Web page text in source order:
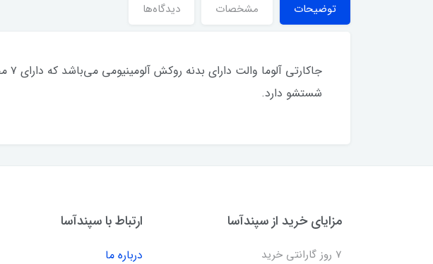
توضیحات مشخصات دیدگاه‌ها
شستشو دارد.
مزایای خرید از سپندآسا
7 روز گارانتی خرید
ارتباط با سپندآسا
درباره ما